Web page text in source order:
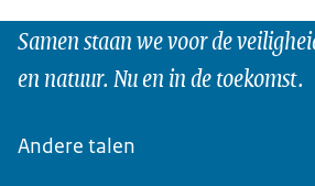
Samen staan we voor de
en natuur. Nu en in de toekomst.
Andere talen